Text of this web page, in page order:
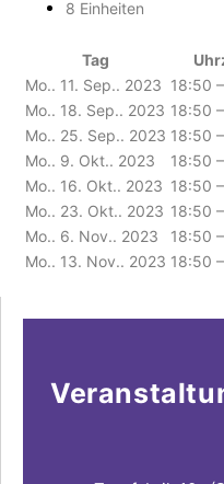
8 Einheiten
Tag
Mo.. 11. Sep.. 2023 18:50
Mo.. 18. Sep.. 2023 18:50
Mo.. 25. Sep.. 2023 18:50
Mo.. 9. Okt.. 2023
18:50
Mo.. 16. Okt.. 2023 18:50
Mo.. 23. Okt.. 2023 18:50
Mo.. 6. Nov.. 2023
18:50
Mo.. 13. Nov.. 2023 18:50